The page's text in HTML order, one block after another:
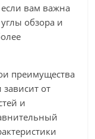
вам важна
обзора и
преимущества
от
и